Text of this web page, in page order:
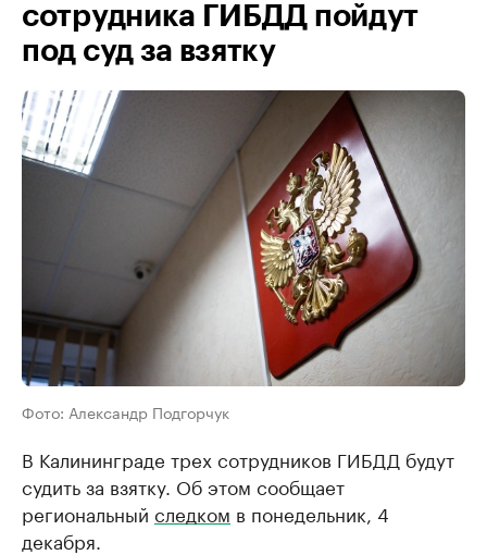
сотрудника ГИБДД пойдут
под суд за взятку
Фото: Александр Подгорчук
В Калининграде трех сотрудников ГИБДД будут
судить за взятку. Об этом сообщает
региональный следком в понедельник, 4
декабря.